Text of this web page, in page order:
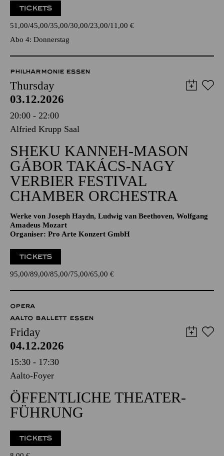
TICKETS
51,00 45,00 35,00 30,00 23,00 11,00 €
Abo 4: Donnerstag
PHILHARMONIE ESSEN
Thursday
03.12.2026
20:00 - 22:00
Alfried Krupp Saal
SHEKU KANNEH-MASON
GÁBOR TAKÁCS-NAGY
VERBIER FESTIVAL
CHAMBER ORCHESTRA
Werke von Joseph Haydn, Ludwig van Beethoven, Wolfgang
Amadeus Mozart
Organiser: Pro Arte Konzert GmbH
TICKETS
95,00 89,00 85,00 75,00 65,00 €
OPERA
AALTO BALLETT ESSEN
Friday
04.12.2026
15:30 - 17:30
Aalto-Foyer
ÖFFENTLICHE THEATER­
FÜHRUNG
TICKETS